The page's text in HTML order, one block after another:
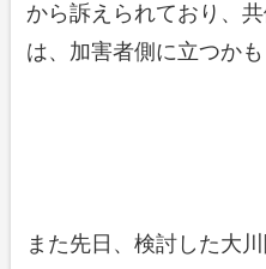
から訴えられており、
は、加害者側に立つかも
また先日、検討した大